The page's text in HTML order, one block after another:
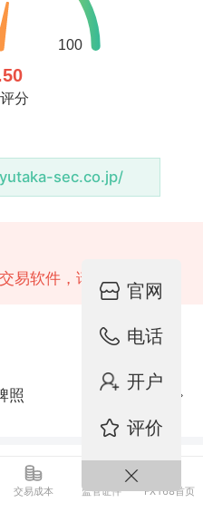
sec.co.jp/
易软件，请注意风险!
照 监管中
官网
电话
开户
评价
交易成本 监管证件 FX168首页